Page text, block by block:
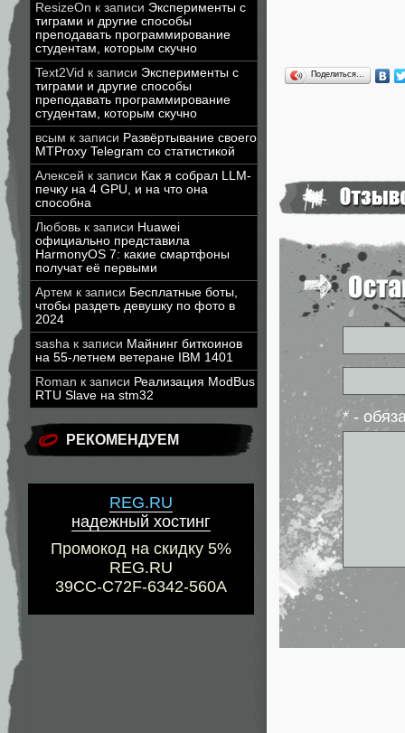
ResizeOn к записи Эксперименты с
тиграми и другие способы
преподавать программирование
студентам, которым скучно
Text2Vid к записи Эксперименты с
тиграми и другие способы
преподавать программирование
студентам, которым скучно
всым к записи Развёртывание своего
MTProxy Telegram со статистикой
Алексей к записи Как я собрал LLM-
печку на 4 GPU, и на что она
способна
Любовь к записи Huawei
официально представила
HarmonyOS 7: какие смартфоны
получат её первыми
Артем к записи Бесплатные боты,
чтобы раздеть девушку по фото в
2024
sasha к записи Майнинг биткоинов
на 55-летнем ветеране IBM 1401
Roman к записи Реализация ModBus
RTU Slave на stm32
РЕКОМЕНДУЕМ
REG.RU
надежный хостинг
Промокод на скидку 5%
REG.RU
39CC-C72F-6342-560A
Поделиться…
* -